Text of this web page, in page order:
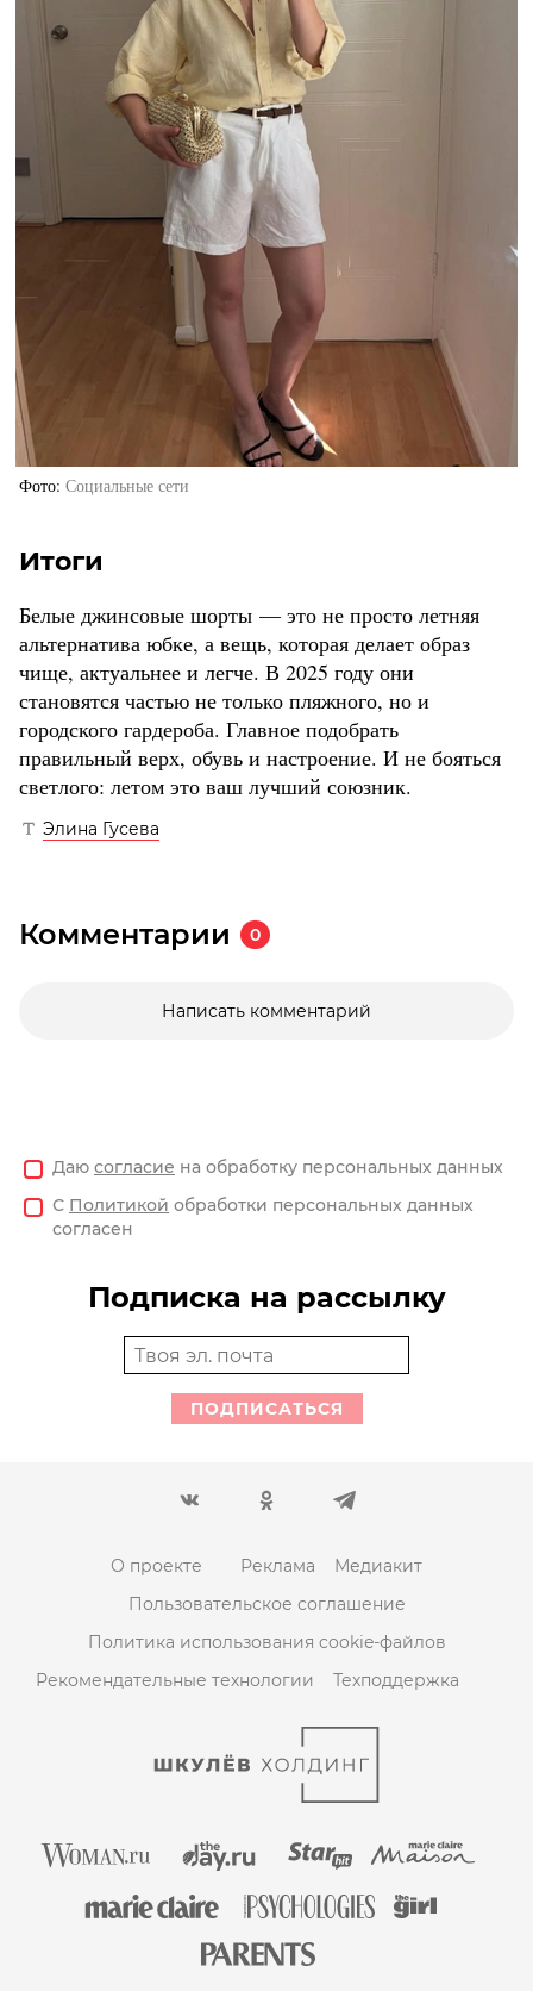
Фото Социальные сети
Итоги
Белые джинсовые шорты — это не просто летняя
альтернатива юбке, а вещь, которая делает образ
чище, актуальнее и легче. В 2025 году они
становятся частью не только пляжного, но и
городского гардероба. Главное подобрать
правильный верх, обувь и настроение. И не бояться
светлого: летом это ваш лучший союзник.
Элина Гусева
Комментарии 0
Написать комментарий
Даю согласие на обработку персональных данных
С Политикой обработки персональных данных
согласен
Подписка на рассылку
ПОДПИСАТЬСЯ
О проекте Реклама
Медиакит
Пользовательское соглашение
Политика использования cookie-файлов
Рекомендательные технологии
Техподдержка